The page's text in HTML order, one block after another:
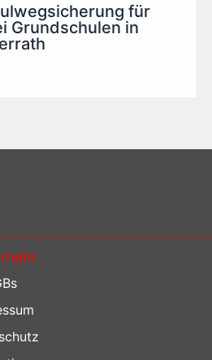
für
Grundschulen in